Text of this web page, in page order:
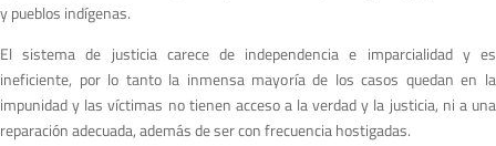
y pueblos indígenas.
El sistema de justicia carece de independencia e imparcialidad y es
ineficiente, por lo tanto la inmensa mayoría de los casos quedan en la
impunidad y las víctimas no tienen acceso a la verdad y la justicia, ni a una
reparación adecuada, además de ser con frecuencia hostigadas.